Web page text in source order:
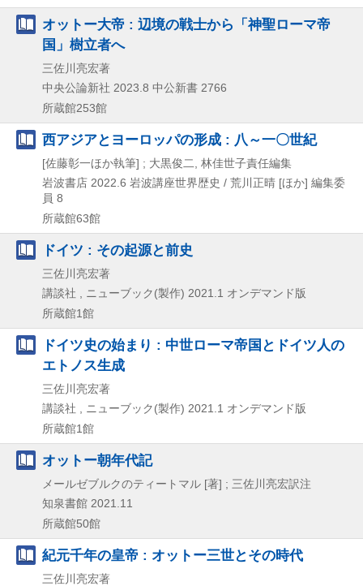
オットー大帝 : 辺境の戦士から「神聖ローマ帝
国」樹立者へ
三佐川亮宏著
中央公論新社 2023.8 中公新書 2766
所蔵館253館
西アジアとヨーロッパの形成 : 八～一〇世紀
[佐藤彰一ほか執筆] ; 大黒俊二, 林佳世子責任編集
岩波書店 2022.6 岩波講座世界歴史 / 荒川正晴 [ほか] 編集委
員 8
所蔵館63館
ドイツ : その起源と前史
三佐川亮宏著
講談社 , ニューブック(製作) 2021.1 オンデマンド版
所蔵館1館
ドイツ史の始まり : 中世ローマ帝国とドイツ人の
エトノス生成
三佐川亮宏著
講談社 , ニューブック(製作) 2021.1 オンデマンド版
所蔵館1館
オットー朝年代記
メールゼブルクのティートマル [著] ; 三佐川亮宏訳注
知泉書館 2021.11
所蔵館50館
紀元千年の皇帝 : オットー三世とその時代
三佐川亮宏著